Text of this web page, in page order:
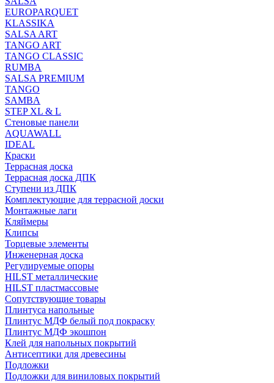
EUROPARQUET
KLASSIKA
SALSA ART
TANGO ART
TANGO CLASSIC
RUMBA
SALSA PREMIUM
TANGO
SAMBA
STEP XL & L
Стеновые панели
AQUAWALL
IDEAL
Краски
Террасная доска
Террасная доска ДПК
Ступени из ДПК
Комплектующие для террасной доски
Монтажные лаги
Кляймеры
Клипсы
Торцевые элементы
Инженерная доска
Регулируемые опоры
HILST металлические
HILST пластмассовые
Сопутствующие товары
Плинтуса напольные
Плинтус МДФ белый под покраску
Плинтус МДФ экошпон
Клей для напольных покрытий
Антисептики для древесины
Подложки
Подложки для виниловых покрытий